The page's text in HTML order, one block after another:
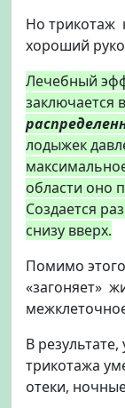
Но трикотаж
хороший
Лечебный
заключается в
лодыжек
области оно
Создается
снизу вверх.
Помимо
«загоняет»
В
трикотажа
отеки,